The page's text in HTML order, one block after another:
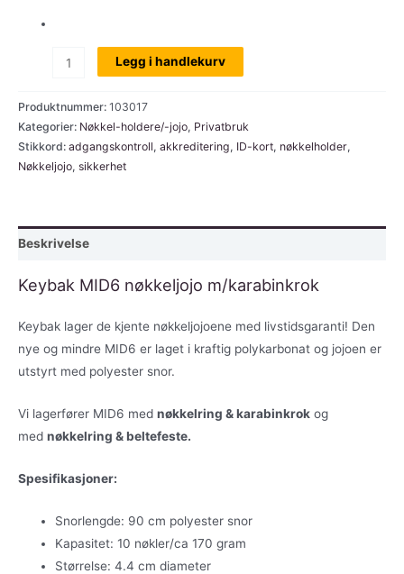
C
nøkkeljojo
med
karabinkrok
Legg i handlekurv
Produktnummer: 103017
Kategorier: Nøkkel-holdere/-jojo, Privatbruk
Stikkord: adgangskontroll, akkreditering, ID-kort, nøkkelholder,
Nøkkeljojo, sikkerhet
Beskrivelse
Keybak MID6 nøkkeljojo m/karabinkrok
Keybak lager de kjente nøkkeljojoene med livstidsgaranti! Den
nye og mindre MID6 er laget i kraftig polykarbonat og jojoen er
utstyrt med polyester snor.
Vi lagerfører MID6 med nøkkelring & karabinkrok og
med nøkkelring & beltefeste.
Spesifikasjoner:
Snorlengde: 90 cm polyester snor
Kapasitet: 10 nøkler/ca 170 gram
Størrelse: 4.4 cm diameter